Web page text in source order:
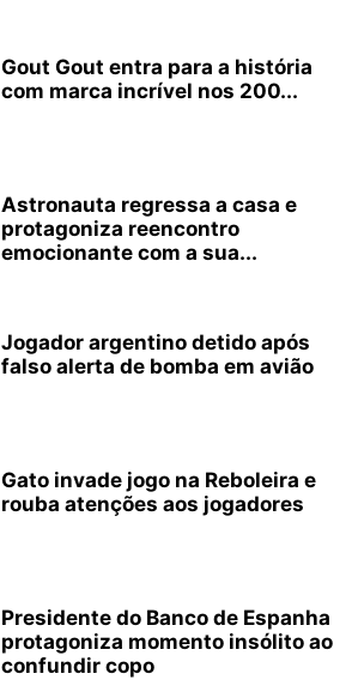
Gout Gout entra para a história
com marca incrível nos 200...
Astronauta regressa a casa e
protagoniza reencontro
emocionante com a sua...
Jogador argentino detido após
falso alerta de bomba em avião
Gato invade jogo na Reboleira e
rouba atenções aos jogadores
Presidente do Banco de Espanha
protagoniza momento insólito ao
confundir copo